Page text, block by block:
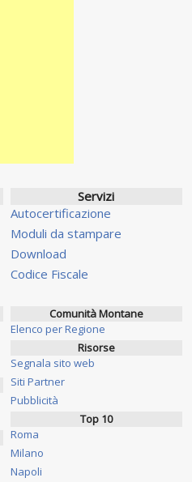
Servizi
Autocertificazione
Moduli da stampare
Download
Codice Fiscale
Comunità Montane
Elenco per Regione
Risorse
Segnala sito web
Siti Partner
Pubblicità
Top 10
Roma
Milano
Napoli